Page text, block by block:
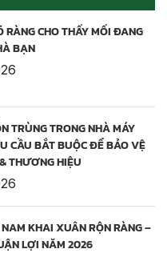
RÀNG CHO THẤY MỐI ĐANG
BẠN
TRÙNG TRONG NHÀ MÁY
CẦU BẮT BUỘC ĐỂ BẢO VỆ
THƯƠNG HIỆU
KHAI XUÂN RỘN RÀNG –
LỢI NĂM 2026